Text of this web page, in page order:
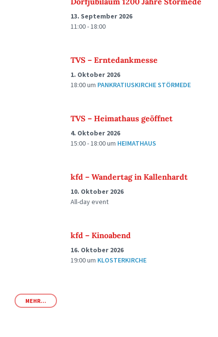
13. September 2026
11:00 - 18:00
TVS – Erntedankmesse
1. Oktober 2026
18:00um PANKRATIUSKIRCHE STÖRMEDE
TVS – Heimathaus geöffnet
4. Oktober 2026
15:00 - 18:00um HEIMATHAUS
kfd – Wandertag in Kallenhardt
10. Oktober 2026
All-day event
kfd – Kinoabend
16. Oktober 2026
19:00um KLOSTERKIRCHE
MEHR...